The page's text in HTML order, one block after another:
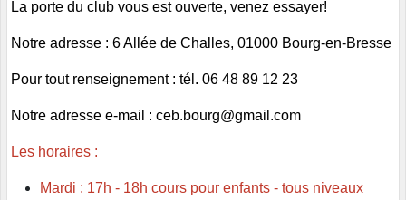
La porte du club vous est ouverte, venez essayer!
Notre adresse : 6 Allée de Challes, 01000 Bourg-en-Bresse
Pour tout renseignement : tél. 06 48 89 12 23
Notre adresse e-mail : ceb.bourg@gmail.com
Les horaires :
Mardi : 17h - 18h cours pour enfants - tous niveaux